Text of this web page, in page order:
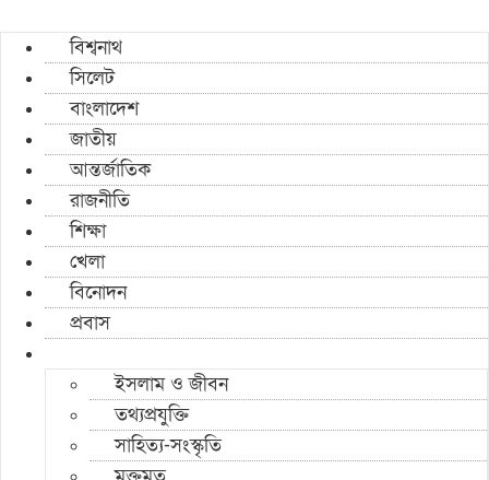
বিশ্বনাথ
সিলেট
বাংলাদেশ
জাতীয়
আন্তর্জাতিক
রাজনীতি
শিক্ষা
খেলা
বিনোদন
প্রবাস
ইসলাম ও জীবন
তথ্যপ্রযুক্তি
সাহিত্য-সংস্কৃতি